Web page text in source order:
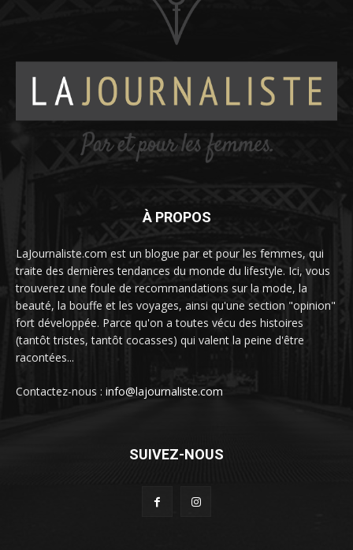
À PROPOS
LaJournaliste.com est un blogue par et pour les femmes, qui
traite des dernières tendances du monde du lifestyle. Ici, vous
trouverez une foule de recommandations sur la mode, la
beauté, la bouffe et les voyages, ainsi qu'une section "opinion"
fort développée. Parce qu'on a toutes vécu des histoires
(tantôt tristes, tantôt cocasses) qui valent la peine d'être
racontées...
Contactez-nous : info@lajournaliste.com
SUIVEZ-NOUS